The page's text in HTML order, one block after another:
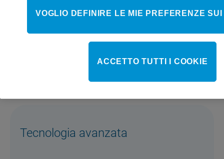
COMPRA ONLINE
Tecnologia avanzata
VOGLIO DEFINIRE LE MIE PREFERENZE
ACCETTO TUTTI I COOKIE